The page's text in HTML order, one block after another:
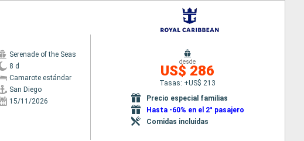
Serenade of the Seas
8 d
Camarote estándar
San Diego
15/11/2026
desde
US$ 286
Tasas: +US$ 213
Precio especial familias
Hasta -60% en el 2° pasajero
Comidas incluidas